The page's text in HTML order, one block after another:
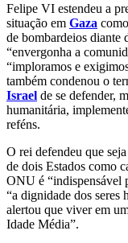
Felipe VI estendeu a
situação em Gaza
de bombardeios diante
“envergonha a
“imploramos e
também condenou o
Israel de se defender,
humanitária,
reféns.
O rei defendeu que
de dois Estados como
ONU é “indispensável
“a dignidade dos seres
alertou que viver em
Idade Média”.